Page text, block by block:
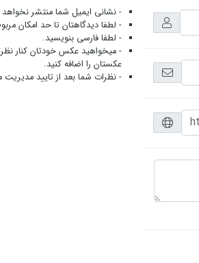
- نشانی ایمیل شما منتشر
- لطفا دیدگاهتان تا حد امکان
- لطفا فارسی بنویسید.
- میخواهید عکس خودتان کنار
عکستان را اضافه کنید.
- نظرات شما بعد از تایید